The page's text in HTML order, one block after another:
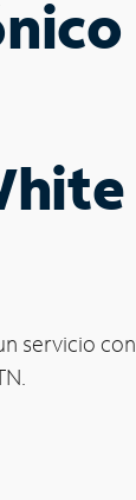
servicio